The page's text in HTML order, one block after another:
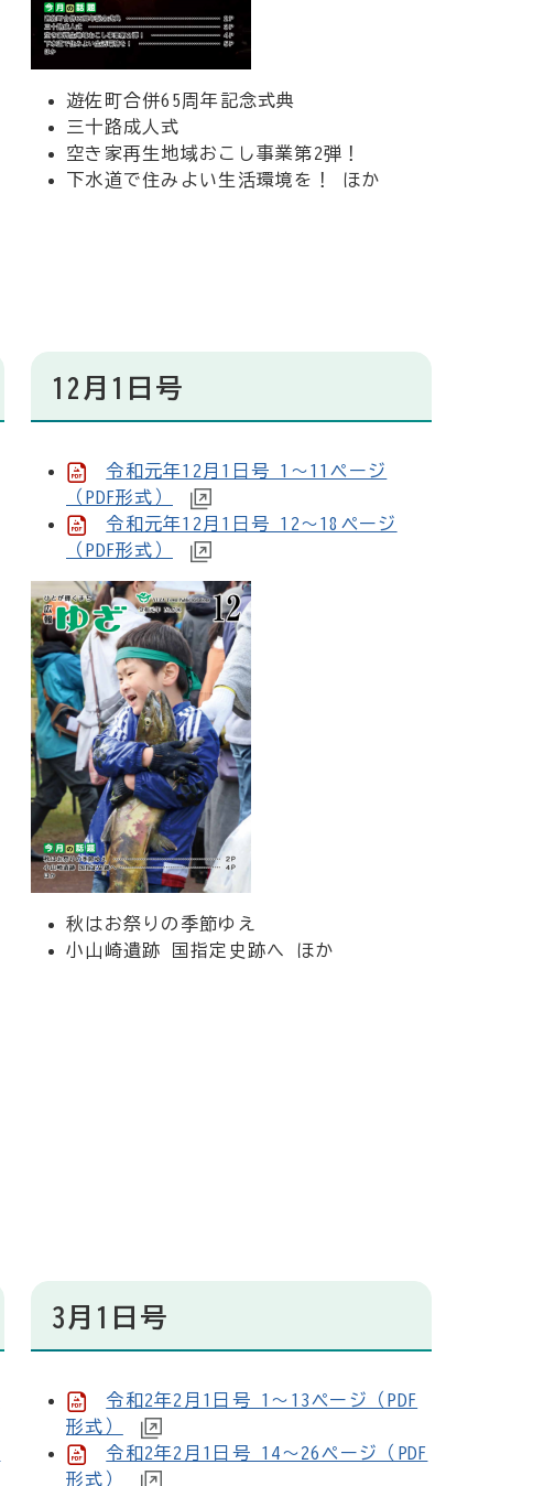
遊佐町合併65周年記念式典
三十路成人式
空き家再生地域おこし事業第2弾！
下水道で住みよい生活環境を！ ほか
12月1日号
令和元年12月1日号 1～11ページ
（PDF形式）
令和元年12月1日号 12～18ページ
（PDF形式）
秋はお祭りの季節ゆえ
小山崎遺跡 国指定史跡へ ほか
3月1日号
令和2年2月1日号 1～13ページ（PDF
形式）
令和2年2月1日号 14～26ページ（PDF
形式）